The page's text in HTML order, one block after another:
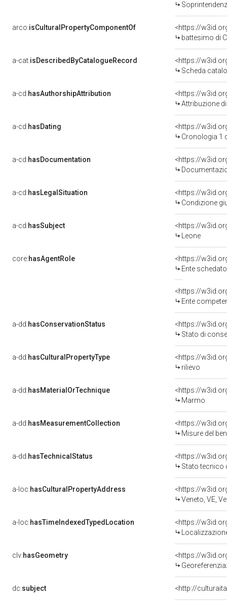
Soprintendenza
arco:isCulturalPropertyComponentOf
<https://
battesimo di
a-cat:isDescribedByCatalogueRecord
<https://
Scheda
a-cd:hasAuthorshipAttribution
Attribuzione
a-cd:hasDating
<https://
Cronologia 1
a-cd:hasDocumentation
a-cd:hasLegalSituation
Condizione
a-cd:hasSubject
<https://
Leone
core:hasAgentRole
<https://
Ente
<https://
Ente competente per tutela
a-dd:hasConservationStatus
<https://
Stato di
a-dd:hasCulturalPropertyType
<https://
rilievo
a-dd:hasMaterialOrTechnique
<https://
Marmo
a-dd:hasMeasurementCollection
<https://
Misure del
a-dd:hasTechnicalStatus
<https://
Stato tecnico
a-loc:hasCulturalPropertyAddress
<https://
Veneto, VE,
a-loc:hasTimeIndexedTypedLocation
<https://
clv:hasGeometry
<https://
dc:subject <http://